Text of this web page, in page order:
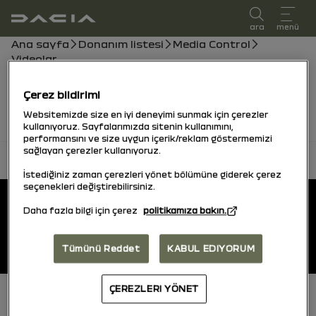
kullanıcı kılavuzu
ara menü
Gezinti çubuğu
Ana sayfa Donanım listesi
Media Control
Videolar
inceleyebilirsiniz.
Alt Bilgi
Kullanıcı kılavuzları
Çerez bildirimi
Websitemizde size en iyi deneyimi sunmak için çerezler
kullanıyoruz. Sayfalarımızda sitenin kullanımını,
performansını ve size uygun içerik/reklam göstermemizi
sağlayan çerezler kullanıyoruz.
İstediğiniz zaman çerezleri yönet bölümüne giderek çerez
seçenekleri değiştirebilirsiniz.
Daha fazla bilgi için çerez politikamıza bakın.
Tümünü Reddet KABUL EDIYORUM
ÇEREZLERI YÖNET